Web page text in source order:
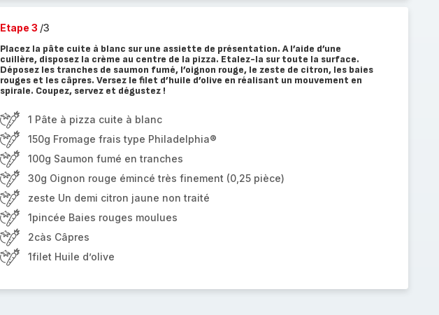
Etape 3 /3
Placez la pâte cuite à blanc sur une assiette de présentation. A l’aide d’une
cuillère, disposez la crème au centre de la pizza. Etalez-la sur toute la surface.
Déposez les tranches de saumon fumé, l’oignon rouge, le zeste de citron, les baies
rouges et les câpres. Versez le filet d’huile d’olive en réalisant un mouvement en
spirale. Coupez, servez et dégustez !
1 Pâte à pizza cuite à blanc
150g Fromage frais type Philadelphia®
100g Saumon fumé en tranches
30g Oignon rouge émincé très finement (0,25 pièce)
zeste Un demi citron jaune non traité
1pincée Baies rouges moulues
2càs Câpres
1filet Huile d’olive